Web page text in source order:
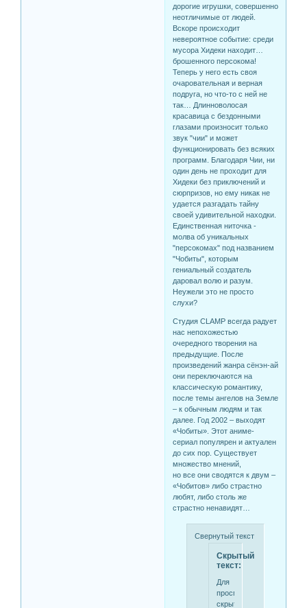
дорогие игрушки, совершенно
неотличимые от людей.
Вскоре происходит
невероятное событие: среди
мусора Хидеки находит…
брошенного персокома!
Теперь у него есть своя
очаровательная и верная
подруга, но что-то с ней не
так… Длинноволосая
красавица с бездонными
глазами произносит только
звук "чии" и может
функционировать без всяких
программ. Благодаря Чии, ни
один день не проходит для
Хидеки без приключений и
сюрпризов, но ему никак не
удается разгадать тайну
своей удивительной находки.
Единственная ниточка -
молва об уникальных
"персокомах" под названием
"Чобиты", которым
гениальный создатель
даровал волю и разум.
Неужели это не просто
слухи?
Студия CLAMP всегда радует
нас непохожестью
очередного творения на
предыдущие. После
произведений жанра сёнэн-ай
они переключаются на
классическую романтику,
после темы ангелов на Земле
– к обычным людям и так
далее. Год 2002 – выходят
«Чобиты». Этот аниме-
сериал популярен и актуален
до сих пор. Существует
множество мнений,
но все они сводятся к двум –
«Чобитов» либо страстно
любят, либо столь же
страстно ненавидят…
Свернутый текст
Скрытый
текст:
Для
просмотра
скрытого